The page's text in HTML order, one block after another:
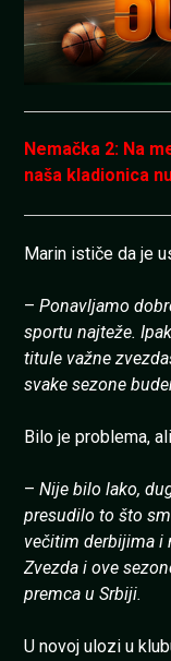
Nemačka 2: Na
naša kladionica
Marin ističe da je
– Ponavljamo
sportu najteže.
titule važne
svake sezone
Bilo je problema,
– Nije bilo lako,
presudilo to što
večitim derbijima i
Zvezda i ove
premca u Srbiji.
U novoj ulozi u